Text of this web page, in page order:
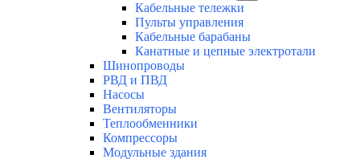
Кабельные тележки
Пульты управления
Кабельные барабаны
Канатные и цепные электротали
Шинопроводы
РВД и ПВД
Насосы
Вентиляторы
Теплообменники
Компрессоры
Модульные здания